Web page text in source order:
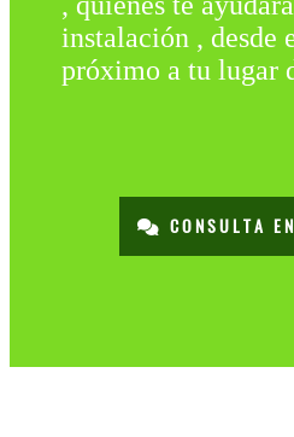
instalación , desde
próximo a tu lugar
CONSULTA